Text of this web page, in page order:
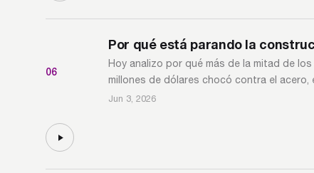
06
Por qué está parando la
Hoy analizo por qué más de la mitad de
millones de dólares chocó contra el
Jun 3, 2026